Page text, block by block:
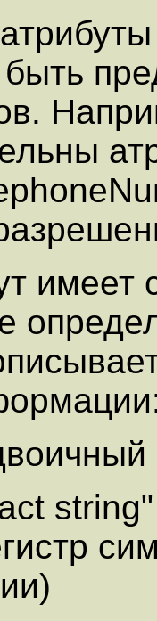
имеет